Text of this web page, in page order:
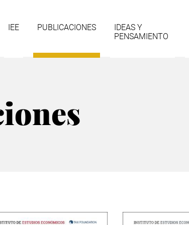
IEE PUBLICACIONES
IDEAS Y
PENSAMIENTO